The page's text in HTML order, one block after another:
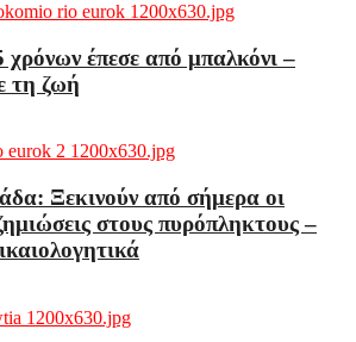
έπεσε από μπαλκόνι –
τη ζωή
Ξεκινούν από σήμερα οι
στους πυρόπληκτους –